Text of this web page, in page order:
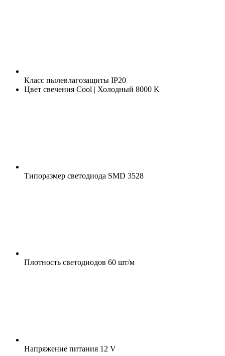
Класс пылевлагозащиты IP20
Цвет свечения Cool | Холодный 8000 K
Типоразмер светодиода SMD 3528
Плотность светодиодов 60 шт/м
Напряжение питания 12 V